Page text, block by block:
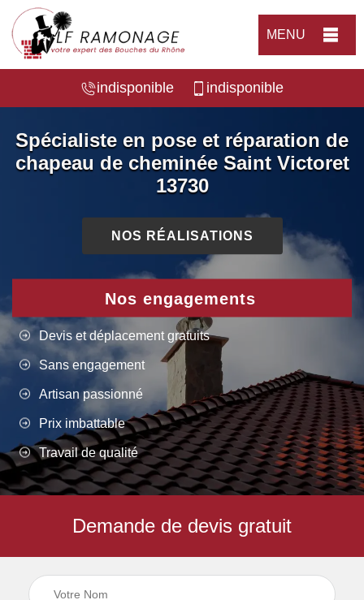
MENU
indisponible indisponible
Spécialiste en pose et réparation de
chapeau de cheminée Saint Victoret
13730
NOS RÉALISATIONS
Nos engagements
Devis et déplacement gratuits
Sans engagement
Artisan passionné
Prix imbattable
Travail de qualité
Demande de devis gratuit